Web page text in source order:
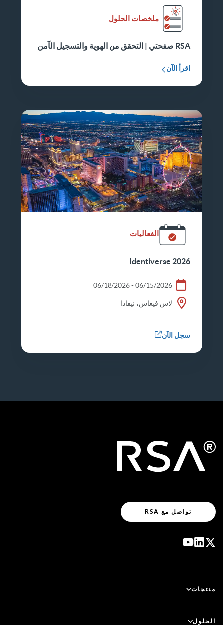
ملخصات الحلول
RSA صفحتي | التحقق من الهوية والتسجيل الآمن
اقرأ الآن
الفعاليات
Identiverse 2026
06/15/2026 - 06/18/2026
لاس فيغاس، نيفادا
سجل الآن
تواصل مع RSA
منتجات
الحلول